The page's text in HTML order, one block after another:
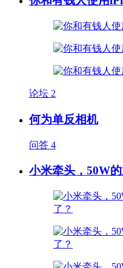
论坛 2
何为单反相机
问答 4
小米牵头，50W